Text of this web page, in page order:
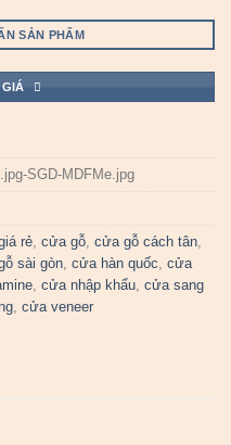
SẢN PHẨM
SGD-MDFMe.jpg
rẻ, cửa gỗ, cửa gỗ cách tân,
sài gòn, cửa hàn quốc, cửa
, cửa nhập khẩu, cửa sang
, cửa veneer